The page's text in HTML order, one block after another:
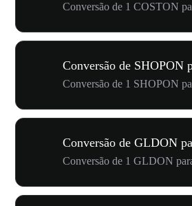
Conversão de 1 COSTON
Conversão de SHOPON
Conversão de 1 SHOPON
Conversão de GLDON
Conversão de 1 GLDON